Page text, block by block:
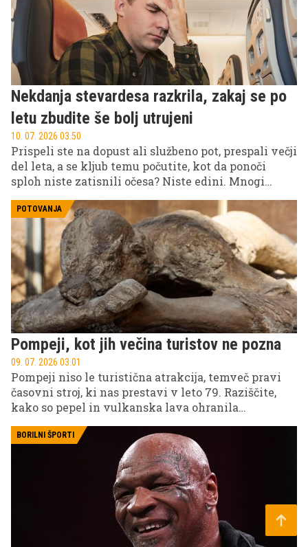
Nekdanja stevardesa razkrila, zakaj se po
letu zbudite še bolj utrujeni
10. 07. 2026 03.50
Prispeli ste na dopust ali službeno pot, prespali večji
del leta, a se kljub temu počutite, kot da ponoči
sploh niste zatisnili očesa? Niste edini. Mnogi
utrujeni kot pred vzletom.
POTOVANJA
Pompeji, kot jih večina turistov ne pozna
09. 07. 2026 03.01
Pompeji niso le turistična atrakcija, temveč pravi
časovni stroj, ki nas prestavi v leto 79. Raziščite,
kako so pepel in vulkanska lava ohranila
podrobnostih, ki še danes presenečajo obiskovalce.
BORILNI ŠPORTI